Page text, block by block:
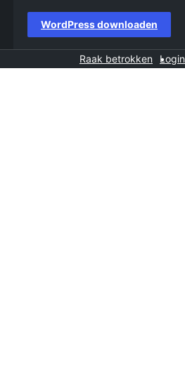
WordPress downloaden
Raak betrokken Login